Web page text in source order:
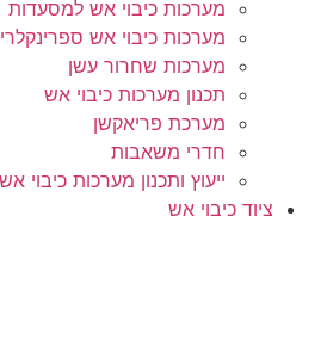
מערכות כיבוי אש למסעדות
מערכות כיבוי אש
מערכות שחרור עשן
תכנון מערכות כיבוי אש
מערכת פריאקשן
חדרי משאבות
ייעוץ ותכנון מערכות כיבוי
ציוד כיבוי אש